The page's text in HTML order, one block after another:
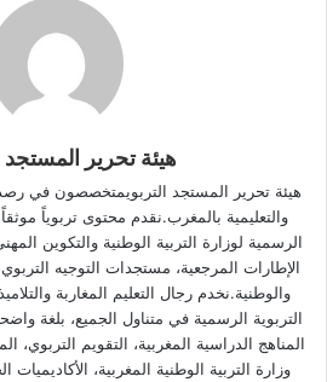
هيئة تحرير المستجد
هيئة تحرير المستجد التربويمتخصصون في
والتعليمية بالمغرب.نقدم محتوى تربوياً
الرسمية لوزارة التربية الوطنية والتكوين
الإطارات المرجعية، مستجدات التوجيه
والوطنية.نخدم رجال التعليم المغاربة
التربوية الرسمية في متناول الجميع، بلغة
المناهج الدراسية المغربية، التقويم
وزارة التربية الوطنية المغربية،